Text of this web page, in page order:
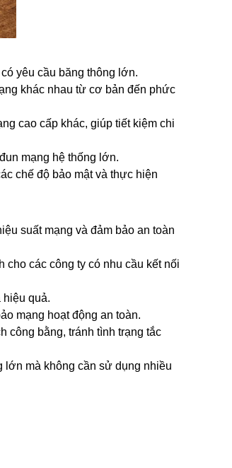
yêu cầu băng thông lớn.
khác nhau từ cơ bản đến phức
cao cấp khác, giúp tiết kiệm chi
mạng hệ thống lớn.
chế độ bảo mật và thực hiện
suất mạng và đảm bảo an toàn
cho các công ty có nhu cầu kết nối
hiệu quả.
mạng hoạt động an toàn.
công bằng, tránh tình trạng tắc
lớn mà không cần sử dụng nhiều